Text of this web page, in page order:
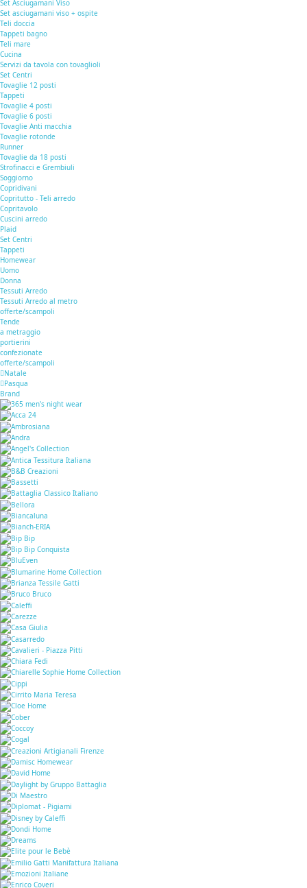
Set Asciugamani Viso
Set asciugamani viso + ospite
Teli doccia
Tappeti bagno
Teli mare
Cucina
Servizi da tavola con tovaglioli
Set Centri
Tovaglie 12 posti
Tappeti
Tovaglie 4 posti
Tovaglie 6 posti
Tovaglie Anti macchia
Tovaglie rotonde
Runner
Tovaglie da 18 posti
Strofinacci e Grembiuli
Soggiorno
Copridivani
Copritutto - Teli arredo
Copritavolo
Cuscini arredo
Plaid
Set Centri
Tappeti
Homewear
Uomo
Donna
Tessuti Arredo
Tessuti Arredo al metro
offerte/scampoli
Tende
a metraggio
portierini
confezionate
offerte/scampoli
Natale
Pasqua
Brand